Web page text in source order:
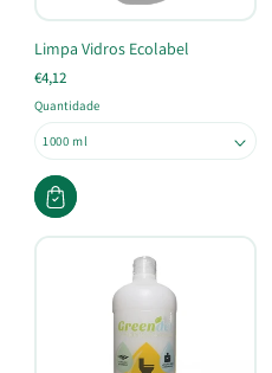
Limpa Vidros Ecolabel
€4,12
Quantidade